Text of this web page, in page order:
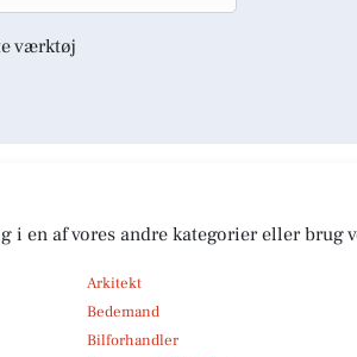
værktøj
i en af vores andre kategorier eller brug
Arkitekt
Bedemand
Bilforhandler